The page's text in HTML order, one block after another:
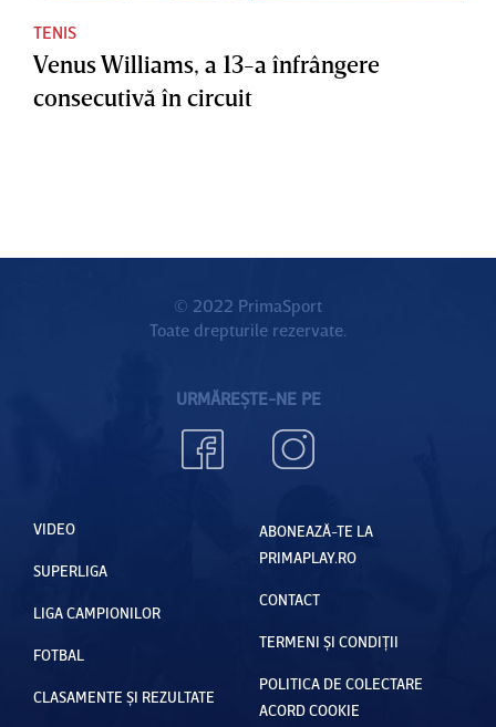
TENIS
Venus Williams, a 13-a înfrângere
consecutivă în circuit
© 2022 PrimaSport
Toate drepturile rezervate.
URMĂREȘTE-NE PE
VIDEO
SUPERLIGA
LIGA CAMPIONILOR
FOTBAL
CLASAMENTE ȘI REZULTATE
ABONEAZĂ-TE LA
PRIMAPLAY.RO
CONTACT
TERMENI ȘI CONDIȚII
POLITICA DE COLECTARE
ACORD COOKIE